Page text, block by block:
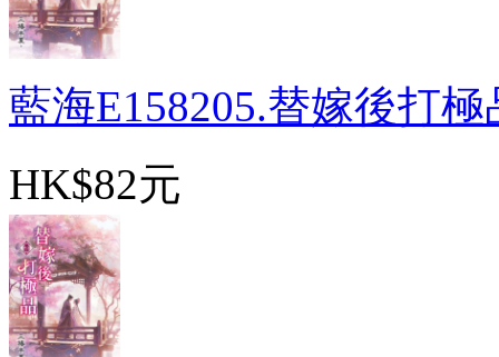
藍海E158205.替嫁後打極
HK$82元